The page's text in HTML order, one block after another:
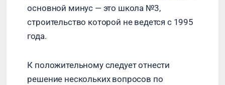
основной минус — это школа №3,
строительство которой не ведется с 1995
года.
К положительному следует отнести
решение нескольких вопросов по